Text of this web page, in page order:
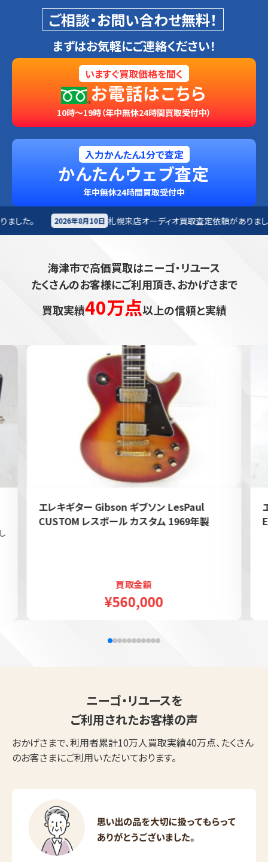
ご相談・お問い合わせ無料！
まずはお気軽にご連絡ください！
いますぐ買取価格を聞く
お電話はこちら
10時～19時（年中無休24時間買取受付中）
入力かんたん1分で査定
かんたんウェブ査定
年中無休24時間買取受付中
札幌来店 オーディオ買取査定依頼がありました。 2026年8月10日 札
海津市で高価買取はニーゴ・リユース
たくさんのお客様にご利用頂き、おかげさまで
買取実績40万点以上の信頼と実績
エレキギター Gibson ギブソン LesPaul
CUSTOM レスポール カスタム 1969年製
買取金額
¥560,000
ニーゴ・リユースを
ご利用されたお客様の声
おかげさまで、利用者累計10万人買取実績40万点、たくさん
のお客さまにご利用いただいております。